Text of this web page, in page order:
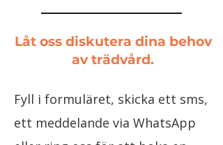
Låt oss diskutera dina behov
av trädvård.
Fyll i formuläret, skicka ett sms,
ett meddelande via WhatsApp